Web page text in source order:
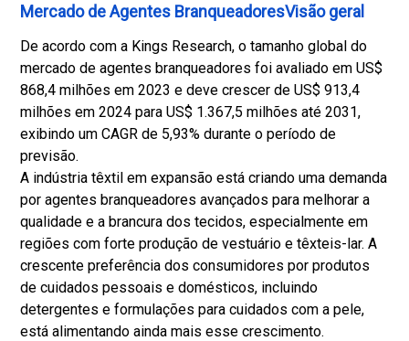
Mercado de Agentes BranqueadoresVisão geral
De acordo com a Kings Research, o tamanho global do
mercado de agentes branqueadores foi avaliado em US$
868,4 milhões em 2023 e deve crescer de US$ 913,4
milhões em 2024 para US$ 1.367,5 milhões até 2031,
exibindo um CAGR de 5,93% durante o período de
previsão.
A indústria têxtil em expansão está criando uma demanda
por agentes branqueadores avançados para melhorar a
qualidade e a brancura dos tecidos, especialmente em
regiões com forte produção de vestuário e têxteis-lar. A
crescente preferência dos consumidores por produtos
de cuidados pessoais e domésticos, incluindo
detergentes e formulações para cuidados com a pele,
está alimentando ainda mais esse crescimento.